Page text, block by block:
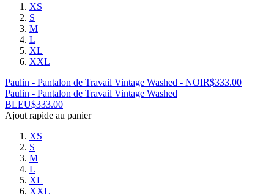
XS
S
M
L
XL
XXL
Paulin - Pantalon de Travail Vintage Washed - NOIR$333.00
Paulin - Pantalon de Travail Vintage Washed
BLEU$333.00
Ajout rapide au panier
XS
S
M
L
XL
XXL